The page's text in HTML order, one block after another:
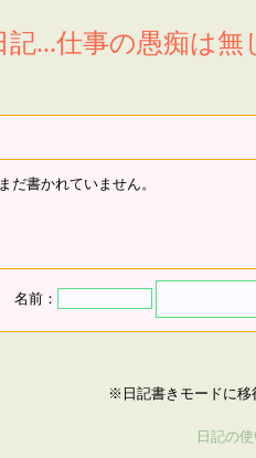
...仕事の愚痴は無
だ書かれていません。
名前：
※日記書きモードに移
日記の